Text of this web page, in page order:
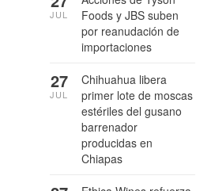
Foods y JBS suben
por reanudación de
importaciones
JUL
Chihuahua libera
primer lote de moscas
estériles del gusano
barrenador
producidas en
Chiapas
27
JUL